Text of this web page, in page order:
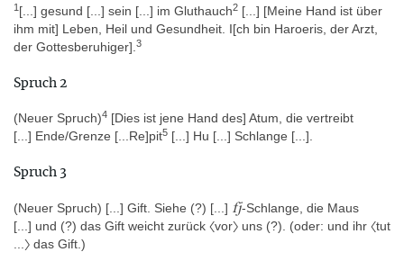
Horusstelentext B:Reaktive/kurative Magie, Beschwörung, Schutz
auf dem Wasser, Osiris, Reisende, Wassertiere, Nehaher
Der sogenannte „Spruch B“ der Horusstelen und Heilstatuen hat
insbesondere vor Krokodilen. Er fängt mit einer Anrufung an den
Krokodil Nehaher abzuwehren. Dann wird gesagt, dass Osiris auf
dem Wasser ist und das (schützende) Horusauge bei sich hat. Die
dem Wasser ist, angreifen wollen, werden es mit dem Horusauge
Zauberer/Beschwörer die gefährlichen Wassertiere, insbesondere
das Krokodil Nehaher, direkt und in imperativischer Form an. Sie
sollen Osiris nicht angreifen oder ihnen werde der Kopf zum
1 [...] gesund [...] sein [...] im Gluthauch2 [...] [Meine Hand ist über
ihm mit] Leben, Heil und Gesundheit. I[ch bin Haroeris, der Arzt,
der Gottesberuhiger]. 3
Spruch 2
(Neuer Spruch)4 [Dies ist jene Hand des] Atum, die vertreibt
[...] Ende/Grenze [...Re]pit5 [...] Hu [...] Schlange [...].
Spruch 3
(Neuer Spruch) [...] Gift. Siehe (?) [... ] fj-Schlange, die Maus
[...] und (?) das Gift weicht zurück 〈vor〉 uns (?). (oder: und ihr 〈tut
...〉 das Gift.)